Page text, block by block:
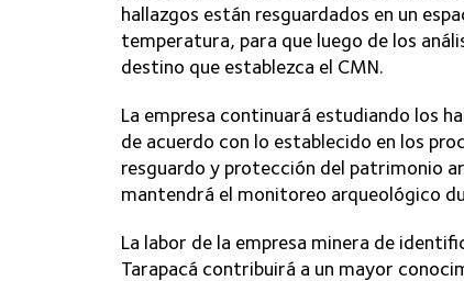
hallazgos están resguardados en un
temperatura, para que luego de los
destino que establezca el CMN.
La empresa continuará estudiando los
de acuerdo con lo establecido en los
resguardo y protección del patrimonio
mantendrá el monitoreo arqueológico
La labor de la empresa minera de
Tarapacá contribuirá a un mayor